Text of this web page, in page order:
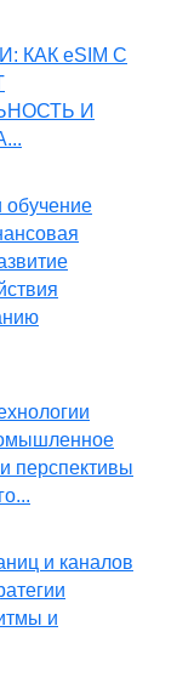
КАК eSIM С
И
обучение
перспективы
и каналов
и